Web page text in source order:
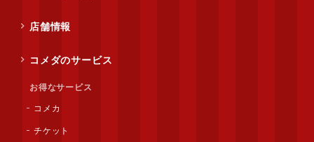
店舗情報
コメダのサービス
お得なサービス
コメカ
チケット